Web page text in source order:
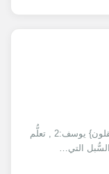
قال الله تعالى: {إنا أنزلناه قرآنا عربيا لعلكم تعقلون} يوسف:2 , تعلُّم
السُّبل التي…